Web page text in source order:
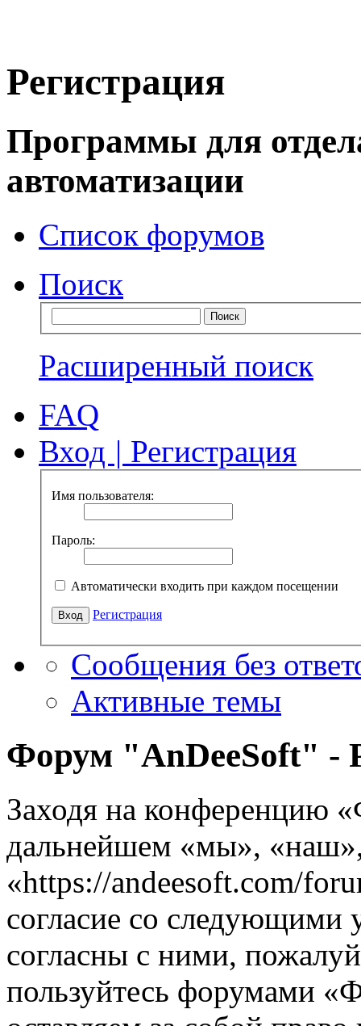
Регистрация
Программы для
автоматизации
Список форумов
Поиск
Расширенный поиск
FAQ
Вход | Регистрация
Имя пользователя:
Пароль:
Автоматически входить при каждом посещении
Регистрация
Сообщения без
Активные темы
Форум "AnDeeSoft" -
Заходя на конференцию
дальнейшем «мы»,
«https://andeesoft.com/
согласие со следующими
согласны с ними,
пользуйтесь форумами